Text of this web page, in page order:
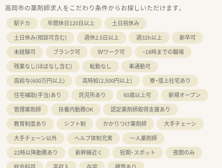
高岡市の薬剤師求人をこだわり条件からお探しいただけます。
駅チカ 年間休日120日以上
土日祝休み
土日休み(相談可含む)
週休2.5日以上 週32h以上
新卒可
未経験可
ブランク可 Ｗワーク可
~18時までの職場
残業なし(ほぼなし含む)
転勤なし
車通勤可
高給与(600万円以上)
高時給(2,500円以上)
寮・借上社宅あり
住宅補助(手当)あり
託児所あり 60歳以上可
新規オープン
管理薬剤師
扶養内勤務OK
認定薬剤師取得支援あり
教育制度あり
シフト制 かかりつけ薬剤師
大手チェーン
大手チェーン以外
ヘルプ体制充実
一人薬剤師
22時以降勤務あり
新幹線近く 短期・スポット
夜間のみ